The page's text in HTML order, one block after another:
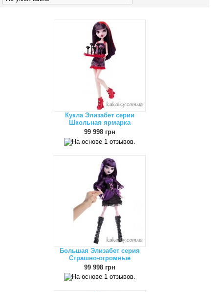
Кукла Элизабет серии
Школьная ярмарка
99 998 грн
Большая Элизабет серия
Страшно-огромные
99 998 грн